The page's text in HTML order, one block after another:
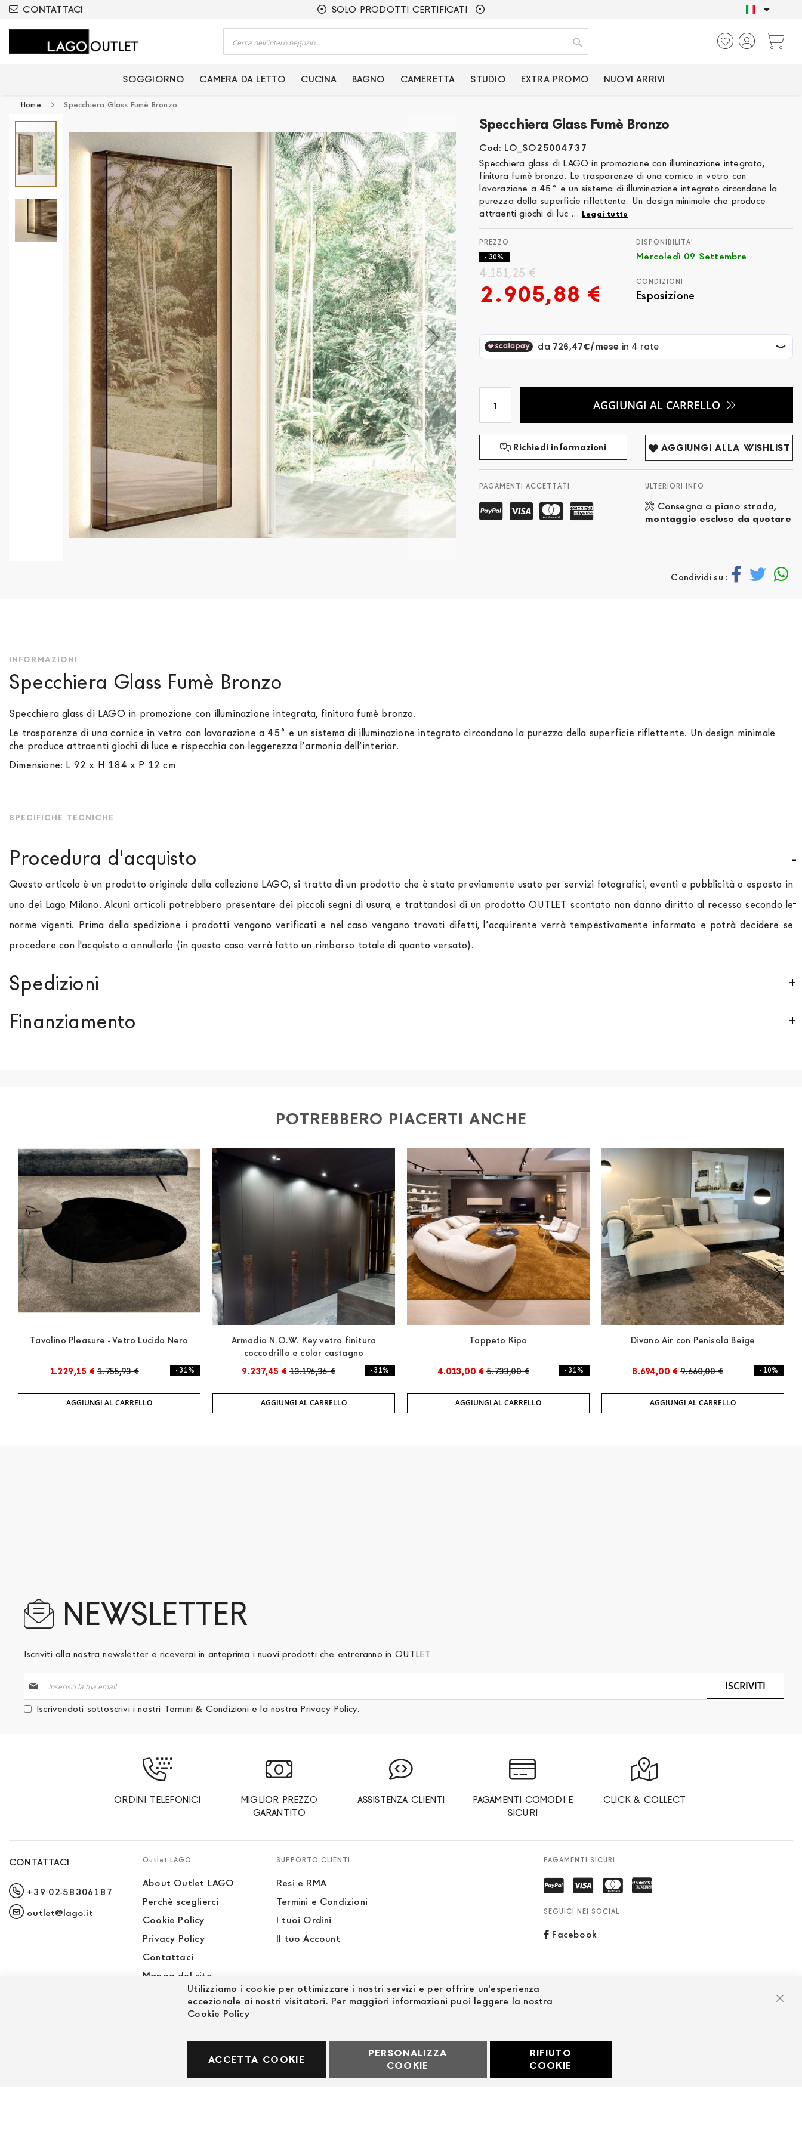
CONTATTACI
CERTIFICATI SOLO PRODOTTI CERTIFICATI SOLO PRODOTTI
Cerca
SOGGIORNO CAMERA DA LETTO CUCINA BAGNO CAMERETTA STUDIO EXTRA PROMO NUOVI ARRIVI
Home Specchiera Glass Fumè Bronzo
Specchiera Glass Fumè Bronzo
Cod: LO_SO25004737
Specchiera glass di LAGO in promozione con illuminazione integrata,
finitura fumè bronzo. Le trasparenze di una cornice in vetro con
lavorazione a 45° e un sistema di illuminazione integrato circondano la
purezza della superficie riflettente. Un design minimale che produce
attraenti giochi di luc ... Leggi tutto
2.905,88 €
4.151,25 €
- 30%
DISPONIBILITA'
Mercoledì 09 Settembre
CONDIZIONI
Esposizione
AGGIUNGI AL CARRELLO
Richiedi informazioni AGGIUNGI ALLA WISHLIST
PAGAMENTI ACCETTATI ULTERIORI INFO
Consegna a piano strada,
montaggio escluso da quotare
Condividi su :
Vai
alla
fine
della
galleria
INFORMAZIONI
Specchiera Glass Fumè Bronzo
Specchiera glass di LAGO in promozione con illuminazione integrata, finitura fumè bronzo.
Le trasparenze di una cornice in vetro con lavorazione a 45° e un sistema di illuminazione integrato circondano la purezza della superficie riflettente. Un design minimale
che produce attraenti giochi di luce e rispecchia con leggerezza l’armonia dell’interior.
Dimensione: L 92 x H 184 x P 12 cm
SPECIFICHE TECNICHE
Procedura d'acquisto
Questo articolo è un prodotto originale della collezione LAGO, si tratta di un prodotto che è stato previamente usato per servizi fotografici, eventi e pubblicità o esposto in
uno dei Lago Milano. Alcuni articoli potrebbero presentare dei piccoli segni di usura, e trattandosi di un prodotto OUTLET scontato non danno diritto al recesso secondo le
norme vigenti. Prima della spedizione i prodotti vengono verificati e nel caso vengano trovati difetti, l’acquirente verrà tempestivamente informato e potrà decidere se
procedere con l'acquisto o annullarlo (in questo caso verrà fatto un rimborso totale di quanto versato).
Spedizioni
paese di interesse. La spedizione
, che garantiscono che la movimentazione dei prodotti sia sempre curata. Al
Finanziamento
POTREBBERO PIACERTI ANCHE
Tavolino Pleasure - Vetro Lucido Nero
1.229,15 € 1.755,93 € - 31%
AGGIUNGI AL CARRELLO
Armadio N.O.W. Key vetro finitura
coccodrillo e color castagno
9.237,45 € 13.196,36 € - 31%
AGGIUNGI AL CARRELLO
Tappeto Kipo
4.013,00 € 5.733,00 € - 31%
AGGIUNGI AL CARRELLO
Divano Air con Penisola Beige
8.694,00 € 9.660,00 € - 10%
AGGIUNGI AL CARRELLO
NEWSLETTER
Iscriviti alla nostra newsletter e riceverai in anteprima i nuovi prodotti che entreranno in OUTLET
alla
nostra
Newsletter:
Iscrivendoti sottoscrivi i nostri Termini & Condizioni e la nostra Privacy Policy.
ISCRIVITI
ORDINI TELEFONICI
MIGLIOR PREZZO
GARANTITO
ASSISTENZA CLIENTI
PAGAMENTI COMODI E
SICURI
CLICK & COLLECT
CONTATTACI
+39 02-58306187
outlet@lago.it
Outlet LAGO
About Outlet LAGO
Perchè sceglierci
Cookie Policy
Privacy Policy
Contattaci
Mappa del sito
Sito LAGO
SUPPORTO CLIENTI
Resi e RMA
Termini e Condizioni
I tuoi Ordini
Il tuo Account
PAGAMENTI SICURI
SEGUICI NEI SOCIAL
Facebook
© Powered by MAV Arreda s.r.l. | P.IVA IT05919160969
Utilizziamo i cookie per ottimizzare i nostri servizi e per offrire un'esperienza
eccezionale ai nostri visitatori. Per maggiori informazioni puoi leggere la nostra
Cookie Policy
ACCETTA COOKIE
PERSONALIZZA
COOKIE
RIFIUTO
COOKIE